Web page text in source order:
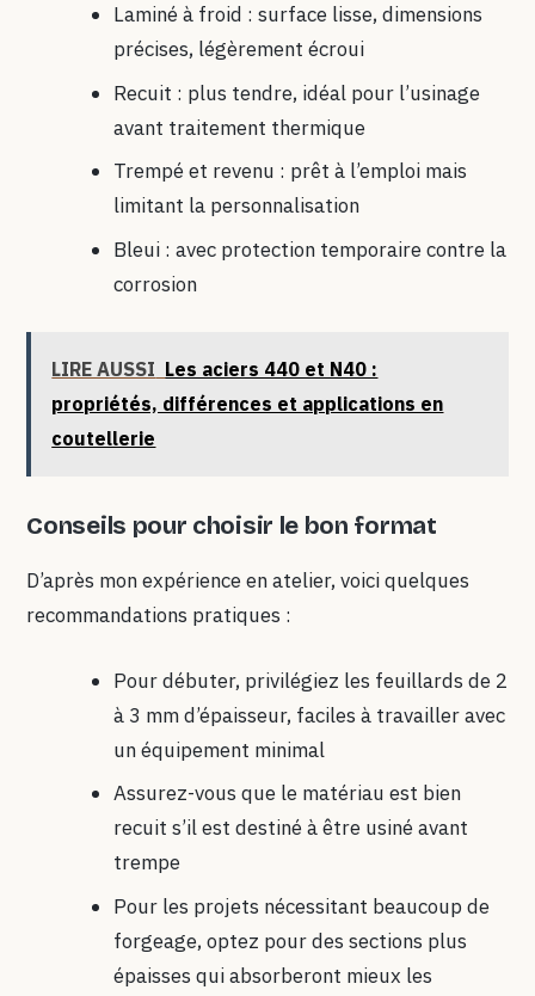
Laminé à froid : surface lisse, dimensions
précises, légèrement écroui
Recuit : plus tendre, idéal pour l’usinage
avant traitement thermique
Trempé et revenu : prêt à l’emploi mais
limitant la personnalisation
Bleui : avec protection temporaire contre la
corrosion
LIRE AUSSI Les aciers 440 et N40 :
propriétés, différences et applications en
coutellerie
Conseils pour choisir le bon format
D’après mon expérience en atelier, voici quelques
recommandations pratiques :
Pour débuter, privilégiez les feuillards de 2
à 3 mm d’épaisseur, faciles à travailler avec
un équipement minimal
Assurez-vous que le matériau est bien
recuit s’il est destiné à être usiné avant
trempe
Pour les projets nécessitant beaucoup de
forgeage, optez pour des sections plus
épaisses qui absorberont mieux les